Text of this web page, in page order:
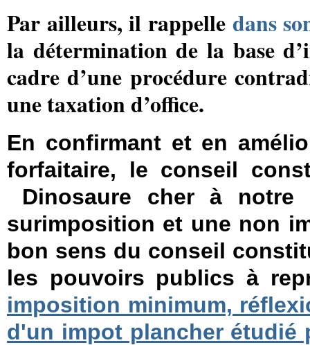
Par ailleurs, il rappelle dans
la détermination de la base
cadre d’une procédure
une taxation d’office.
En confirmant et en
forfaitaire, le conseil
Dinosaure cher à notre
surimposition et une non
bon sens du conseil
les pouvoirs publics à
imposition minimum,
d'un impot plancher étudié